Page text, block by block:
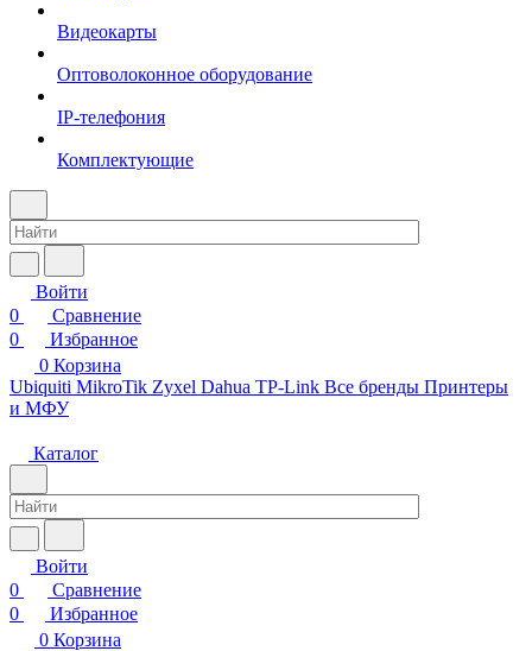
Видеокарты
Оптоволоконное оборудование
IP-телефония
Комплектующие
Войти
0
Сравнение
0
Избранное
0 Корзина
Ubiquiti MikroTik Zyxel Dahua TP-Link Все бренды Принтеры
и МФУ
Каталог
Войти
0
Сравнение
0
Избранное
0 Корзина